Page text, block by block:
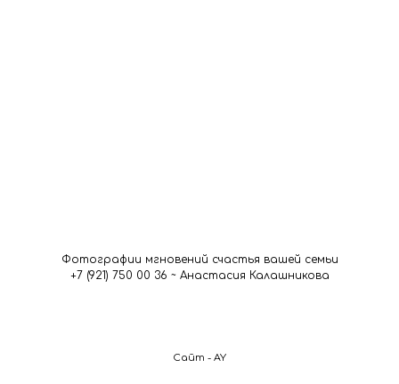
Фотографии мгновений счастья вашей семьи
+7 (921) 750 00 36 ~ Анастасия Калашникова
Сайт - AY